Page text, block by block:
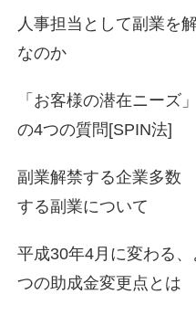
人事担当として副業を
なのか
「お客様の潜在ニーズ
の4つの質問[SPIN法]
副業解禁する企業多数
する副業について
平成30年4月に変わる、
つの助成金変更点とは